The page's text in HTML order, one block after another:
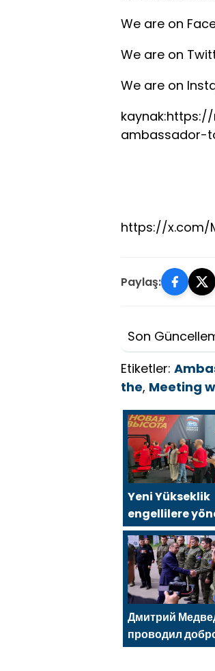
We are on
We are on
We are on
ambassador-
https://x.com/
Paylaş:
Son
Etiketler:
the, Meeting
Yeni Yükseklik
engellilere
salonu, 2021
Rusya Halk
kapsamında
Saratov’da
Дмитрий
проводил
МГЕР и